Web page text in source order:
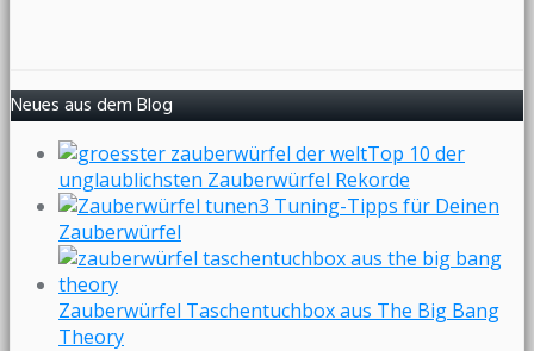
Neues aus dem Blog
Top 10 der
unglaublichsten Zauberwürfel Rekorde
3 Tuning-Tipps für Deinen
Zauberwürfel
Zauberwürfel Taschentuchbox aus The Big Bang
Theory